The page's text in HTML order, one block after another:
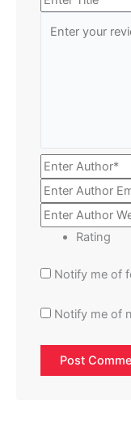
Rating
Notify me of
Notify me of